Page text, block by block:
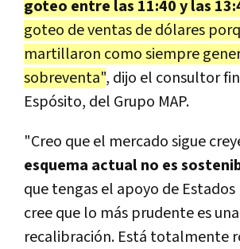
goteo entre las 11:40 y las
goteo de ventas de dólares
martillaron como siempre
sobreventa", dijo el consultor
Espósito, del Grupo MAP.
"Creo que el mercado sigue
esquema actual no es
que tengas el apoyo de Estados
cree que lo más prudente es una
recalibración. Está totalmente